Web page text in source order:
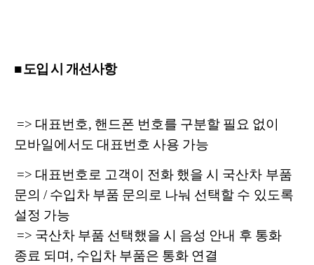
■ 도입 시 개선사항
=> 대표번호, 핸드폰 번호를 구분할 필요 없이
모바일에서도 대표번호 사용 가능
=> 대표번호로 고객이 전화 했을 시 국산차 부품
문의 / 수입차 부품 문의로 나눠 선택할 수 있도록
설정 가능
=> 국산차 부품 선택했을 시 음성 안내 후 통화
종료 되며, 수입차 부품은 통화 연결